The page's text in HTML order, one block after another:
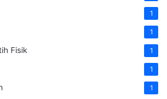
1
1
Fisik 1
1
1